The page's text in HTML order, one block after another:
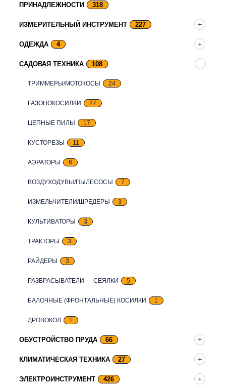
ПРИНАДЛЕЖНОСТИ 318
ИЗМЕРИТЕЛЬНЫЙ ИНСТРУМЕНТ 227
ОДЕЖДА 4
САДОВАЯ ТЕХНИКА 108
ТРИММЕРЫ/МОТОКОСЫ 24
ГАЗОНОКОСИЛКИ 27
ЦЕПНЫЕ ПИЛЫ 17
КУСТОРЕЗЫ 11
АЭРАТОРЫ 6
ВОЗДУХОДУВЫ/ПЫЛЕСОСЫ 7
ИЗМЕЛЬЧИТЕЛИ/ШРЕДЕРЫ 3
КУЛЬТИВАТОРЫ 3
ТРАКТОРЫ 3
РАЙДЕРЫ 3
РАЗБРАСЫВАТЕЛИ — СЕЯЛКИ 5
БАЛОЧНЫЕ (ФРОНТАЛЬНЫЕ) КОСИЛКИ 1
ДРОВОКОЛ 1
ОБУСТРОЙСТВО ПРУДА 66
КЛИМАТИЧЕСКАЯ ТЕХНИКА 27
ЭЛЕКТРОИНСТРУМЕНТ 426